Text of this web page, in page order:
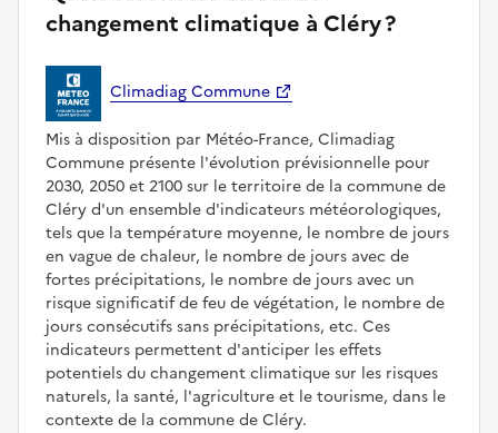
changement climatique à Cléry ?
Climadiag Commune
Mis à disposition par Météo-France, Climadiag
Commune présente l'évolution prévisionnelle pour
2030, 2050 et 2100 sur le territoire de la commune de
Cléry d'un ensemble d'indicateurs météorologiques,
tels que la température moyenne, le nombre de jours
en vague de chaleur, le nombre de jours avec de
fortes précipitations, le nombre de jours avec un
risque significatif de feu de végétation, le nombre de
jours consécutifs sans précipitations, etc. Ces
indicateurs permettent d'anticiper les effets
potentiels du changement climatique sur les risques
naturels, la santé, l'agriculture et le tourisme, dans le
contexte de la commune de Cléry.